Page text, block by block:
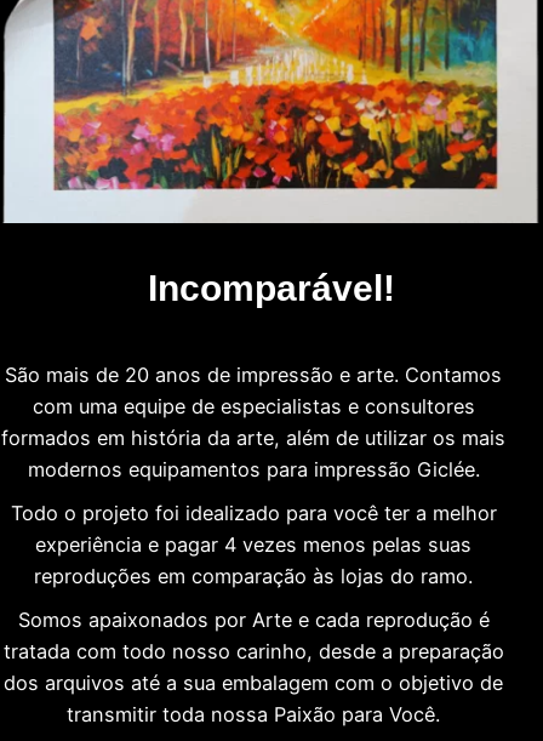
Incomparável!
São mais de 20 anos de impressão e arte. Contamos
com uma equipe de especialistas e consultores
formados em história da arte, além de utilizar os mais
modernos equipamentos para impressão Giclée.
Todo o projeto foi idealizado para você ter a melhor
experiência e pagar 4 vezes menos pelas suas
reproduções em comparação às lojas do ramo.
Somos apaixonados por Arte e cada reprodução é
tratada com todo nosso carinho, desde a preparação
dos arquivos até a sua embalagem com o objetivo de
transmitir toda nossa Paixão para Você.